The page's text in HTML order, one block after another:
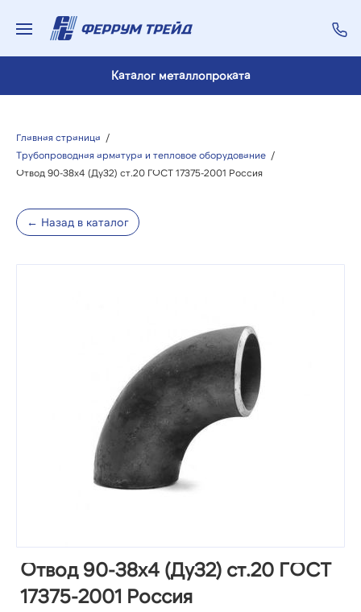
Каталог металлопроката
Главная страница /
Трубопроводная арматура и тепловое оборудование /
Отвод 90-38х4 (Ду32) ст.20 ГОСТ 17375-2001 Россия
← Назад в каталог
Отвод 90-38х4 (Ду32) ст.20 ГОСТ
17375-2001 Россия